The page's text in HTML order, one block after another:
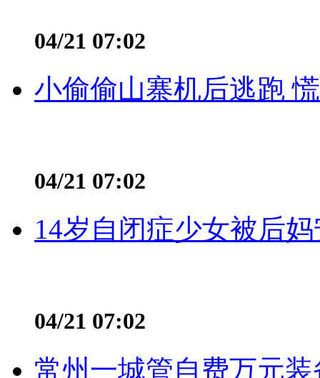
04/21 07:02
小偷偷山寨机后逃跑
04/21 07:02
14岁自闭症少女被后
04/21 07:02
常州一城管自费万元